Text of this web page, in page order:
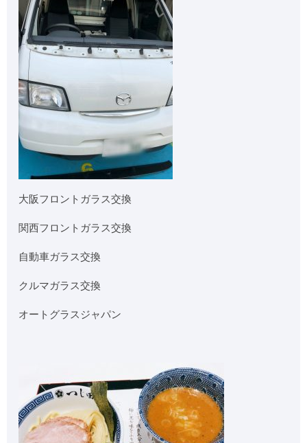
大阪フロントガラス交換
関西フロントガラス交換
自動車ガラス交換
クルマガラス交換
オートグラスジャパン